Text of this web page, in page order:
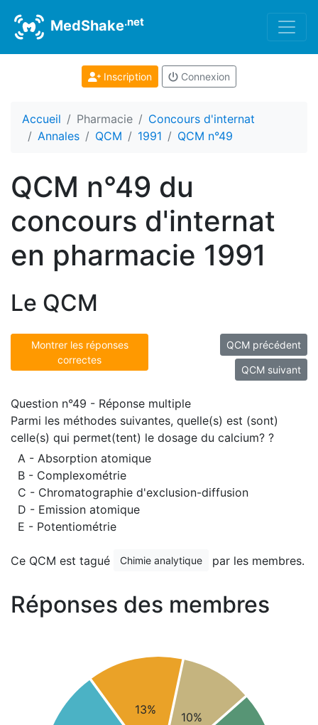
MedShake.net
Inscription Connexion
Accueil Pharmacie
Concours d'internat
Annales
QCM 1991 QCM n°49
QCM n°49 du
concours d'internat
en pharmacie 1991
Le QCM
Montrer les réponses
correctes
QCM précédent
QCM suivant
Question n°49 - Réponse multiple
Parmi les méthodes suivantes, quelle(s) est (sont)
celle(s) qui permet(tent) le dosage du calcium? ?
A - Absorption atomique
B - Complexométrie
C - Chromatographie d'exclusion-diffusion
D - Emission atomique
E - Potentiométrie
Ce QCM est tagué Chimie analytique par les membres.
Réponses des membres
13%
10%